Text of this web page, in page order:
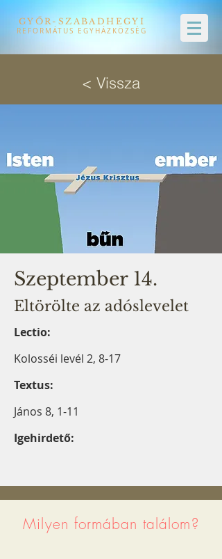
GYŐR-SZABADHEGYI
REFORMÁTUS EGYHÁZKÖZSÉG
< Vissza
Szeptember 14.
Eltörölte az adóslevelet
Lectio:
Kolosséi levél 2, 8-17
Textus:
János 8, 1-11
Igehirdető:
Milyen formában találom?